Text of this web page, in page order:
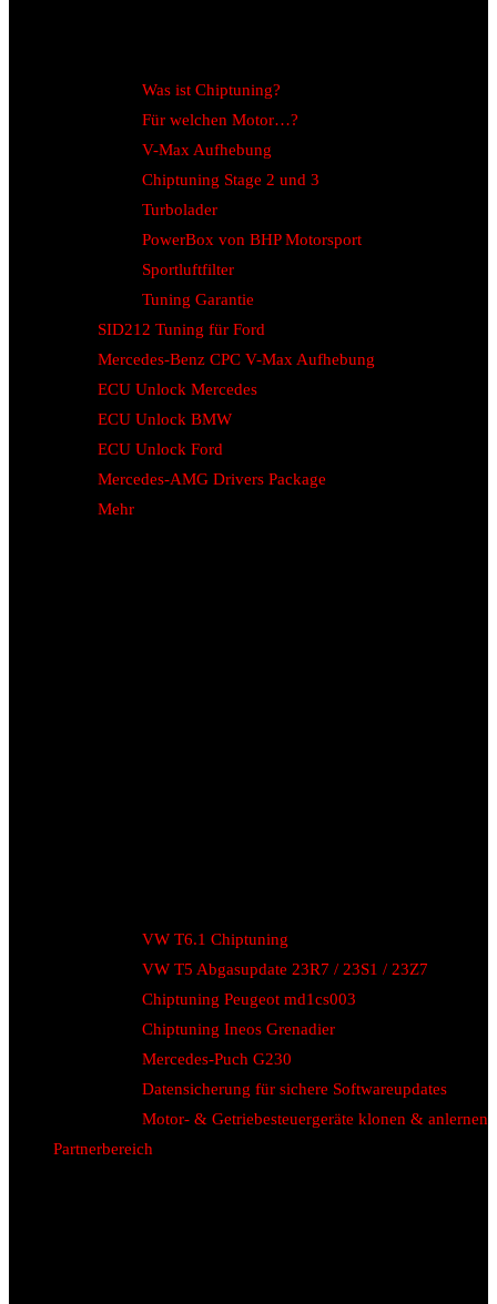
Was ist Chiptuning?
Für welchen Motor…?
V-Max Aufhebung
Chiptuning Stage 2 und 3
Turbolader
PowerBox von BHP Motorsport
Sportluftfilter
Tuning Garantie
SID212 Tuning für Ford
Mercedes-Benz CPC V-Max Aufhebung
ECU Unlock Mercedes
ECU Unlock BMW
ECU Unlock Ford
Mercedes-AMG Drivers Package
Mehr
VW T6.1 Chiptuning
VW T5 Abgasupdate 23R7 / 23S1 / 23Z7
Chiptuning Peugeot md1cs003
Chiptuning Ineos Grenadier
Mercedes-Puch G230
Datensicherung für sichere Softwareupdates
Motor- & Getriebesteuergeräte klonen & anlernen
Partnerbereich